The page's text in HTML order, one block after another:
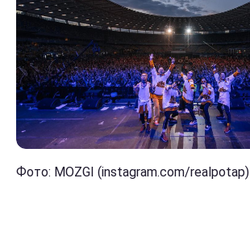
Фото: MOZGI (instagram.com/realpotap)